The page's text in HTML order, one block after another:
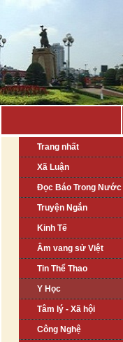
Trang nhất
Xã Luận
Đọc Báo Trong Nước
Truyện Ngắn
Kinh Tế
Âm vang sử Việt
Tin Thể Thao
Y Học
Tâm lý - Xã hội
Công Nghệ